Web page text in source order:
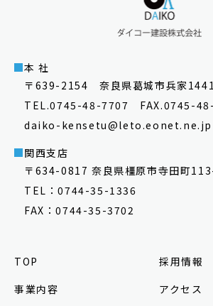
本 社
〒639-2154 奈良県葛城市兵家
TEL.0745-48-7707 FAX.0745-
daiko-kensetu@leto.eonet.ne.jp
関西支店
〒634-0817 奈良県橿原市寺田町
TEL：0744-35-1336
FAX：0744-35-3702
TOP
事業内容
採用情報
アクセス